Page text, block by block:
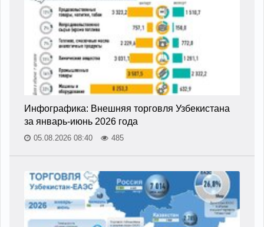
Инфографика: Внешняя торговля Узбекистана
за январь-июнь 2026 года
05.08.2026 08:40 485